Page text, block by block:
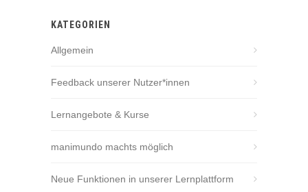
KATEGORIEN
Allgemein
Feedback unserer Nutzer*innen
Lernangebote & Kurse
manimundo machts möglich
Neue Funktionen in unserer Lernplattform